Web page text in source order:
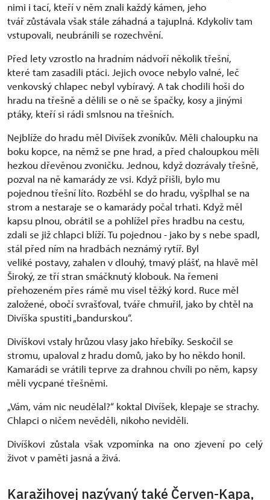
nimi i tací, kteří v něm znali každý kámen, jeho
tvář zůstávala však stále záhadná a tajuplná. Kdykoliv tam
vstupovali, neubránili se rozechvění.
Před lety vzrostlo na hradním nádvoří několik třešní,
které tam zasadili ptáci. Jejich ovoce nebylo valné, leč
venkovský chlapec nebyl vybíravý. A tak chodili hoši do
hradu na třešně a dělili se o ně se špačky, kosy a jinými
ptáky, kteří si rádi smlsnou na třešních.
Nejblíže do hradu měl Divíšek zvoníkův. Měli chaloupku na
boku kopce, na němž se pne hrad, a před chaloupkou měli
hezkou dřevěnou zvoničku. Jednou, když dozrávaly třešně,
pozval na ně kamarády ze vsi. Když přišli, bylo mu
pojednou třešní líto. Rozběhl se do hradu, vyšplhal se na
strom a nestaraje se o kamarády počal trhati. Když měl
kapsu plnou, obrátil se a pohlížel přes hradbu na cestu,
zdali se již chlapci blíží. Tu pojednou - jako by s nebe spadl,
stál před ním na hradbách neznámý rytíř. Byl
veliké postavy, zahalen v dlouhý, tmavý plášť, na hlavě měl
Široký, ze tří stran smáčknutý klobouk. Na řemeni
přehozeném přes rámě mu visel těžký kord. Ruce měl
založené, obočí svrašťoval, tváře chmuřil, jako by chtěl na
Divíška spustiti „bandurskou“.
Divíškovi vstaly hrůzou vlasy jako hřebíky. Seskočil se
stromu, upaloval z hradu domů, jako by ho někdo honil.
Kamarádi se vrátili teprve za drahnou chvíli po něm, kapsy
měli vycpané třešněmi.
„Vám, vám nic neudělal?“ koktal Divíšek, klepaje se strachy.
Chlapci o ničem nevěděli, nikoho neviděli.
Divíškovi zůstala však vzpomínka na ono zjevení po celý
život v paměti jasná a živá.
Karažihovej nazývaný také Červen-Kapa,